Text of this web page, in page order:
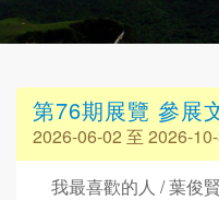
第76期展覽 參展
2026-06-02 至 2026-
我最喜歡的人 / 葉俊